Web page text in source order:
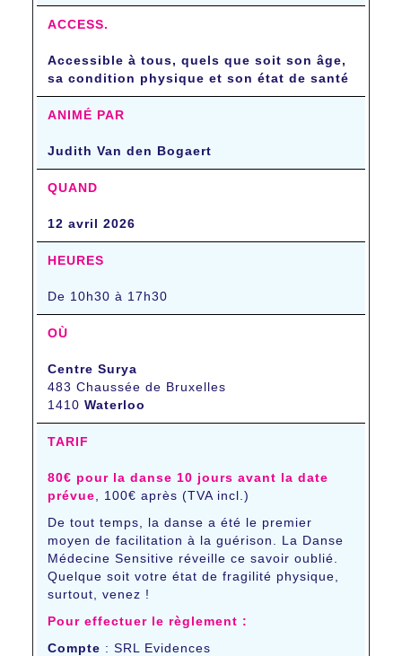
ACCESS.
Accessible à tous, quels que soit son âge,
sa condition physique et son état de santé
ANIMÉ PAR
Judith Van den Bogaert
QUAND
12 avril 2026
HEURES
De 10h30 à 17h30
OÙ
Centre Surya
483 Chaussée de Bruxelles
1410 Waterloo
TARIF
80€ pour la danse 10 jours avant la date
prévue , 100€ après (TVA incl.)
De tout temps, la danse a été le premier
moyen de facilitation à la guérison. La Danse
Médecine Sensitive réveille ce savoir oublié.
Quelque soit votre état de fragilité physique,
surtout, venez !
Pour effectuer le règlement :
Compte : SRL Evidences